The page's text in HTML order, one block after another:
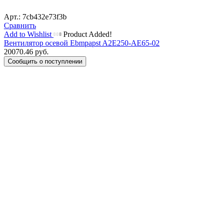
Арт.: 7cb432e73f3b
Сравнить
Add to Wishlist
Product Added!
Вентилятор осевой Ebmpapst A2E250-AE65-02
20070.46 руб.
Сообщить о поступлении